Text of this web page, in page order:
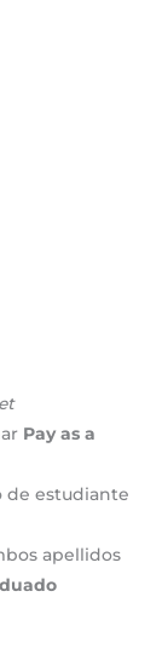
Pay as a
de estudiante
apellidos